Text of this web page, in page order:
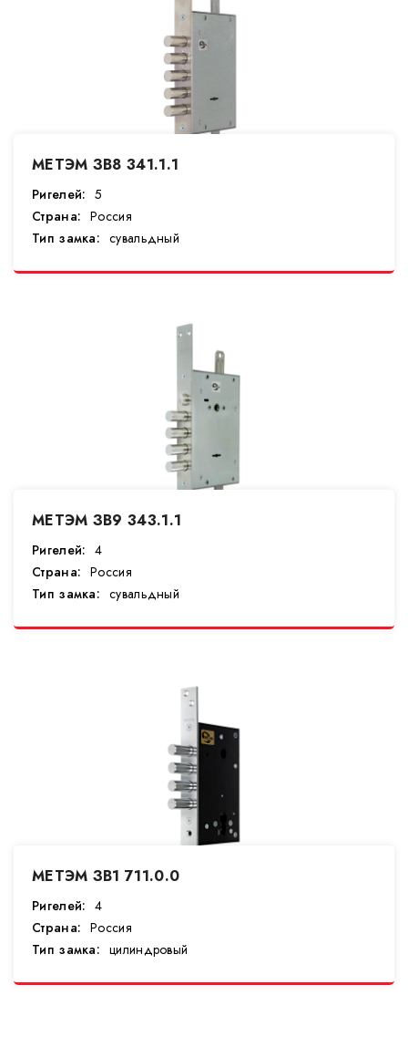
МЕТЭМ ЗВ8 341.1.1
Ригелей: 5
Страна: Россия
Тип замка: сувальдный
МЕТЭМ ЗВ9 343.1.1
Ригелей: 4
Страна: Россия
Тип замка: сувальдный
МЕТЭМ ЗВ1 711.0.0
Ригелей: 4
Страна: Россия
Тип замка: цилиндровый